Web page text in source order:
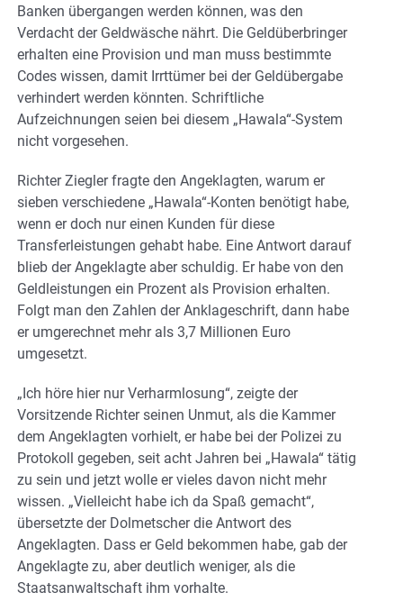
Banken übergangen werden können, was den
Verdacht der Geldwäsche nährt. Die Geldüberbringer
erhalten eine Provision und man muss bestimmte
Codes wissen, damit Irrttümer bei der Geldübergabe
verhindert werden könnten. Schriftliche
Aufzeichnungen seien bei diesem „Hawala“-System
nicht vorgesehen.
Richter Ziegler fragte den Angeklagten, warum er
sieben verschiedene „Hawala“-Konten benötigt habe,
wenn er doch nur einen Kunden für diese
Transferleistungen gehabt habe. Eine Antwort darauf
blieb der Angeklagte aber schuldig. Er habe von den
Geldleistungen ein Prozent als Provision erhalten.
Folgt man den Zahlen der Anklageschrift, dann habe
er umgerechnet mehr als 3,7 Millionen Euro
umgesetzt.
„Ich höre hier nur Verharmlosung“, zeigte der
Vorsitzende Richter seinen Unmut, als die Kammer
dem Angeklagten vorhielt, er habe bei der Polizei zu
Protokoll gegeben, seit acht Jahren bei „Hawala“ tätig
zu sein und jetzt wolle er vieles davon nicht mehr
wissen. „Vielleicht habe ich da Spaß gemacht“,
übersetzte der Dolmetscher die Antwort des
Angeklagten. Dass er Geld bekommen habe, gab der
Angeklagte zu, aber deutlich weniger, als die
Staatsanwaltschaft ihm vorhalte.